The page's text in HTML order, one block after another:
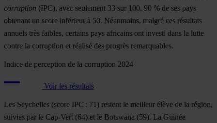
corruption (IPC), avec seulement 33 sur 100, 90 % de ses pays
obtenant un score inférieur à 50. Néanmoins, malgré ces résultats
annuels très faibles, certains pays africains ont investi dans la lutte
contre la corruption et réalisé des progrès remarquables.
Indice de perception de la corruption 2024
Voir les résultats
Les Seychelles (score IPC : 71) restent le meilleur élève de la région,
suivies par le Cap-Vert (64) et le Botswana (59). La Guinée